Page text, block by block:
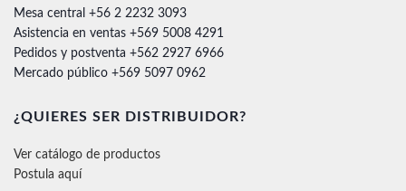
Mesa central +56 2 2232 3093
Asistencia en ventas +569 5008 4291
Pedidos y postventa +562 2927 6966
Mercado público +569 5097 0962
¿QUIERES SER DISTRIBUIDOR?
Ver catálogo de productos
Postula aquí